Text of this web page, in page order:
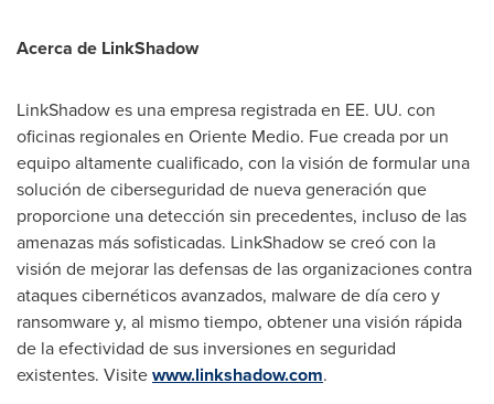
Acerca de LinkShadow
LinkShadow es una empresa registrada en EE. UU. con
oficinas regionales en Oriente Medio. Fue creada por un
equipo altamente cualificado, con la visión de formular una
solución de ciberseguridad de nueva generación que
proporcione una detección sin precedentes, incluso de las
amenazas más sofisticadas. LinkShadow se creó con la
visión de mejorar las defensas de las organizaciones contra
ataques cibernéticos avanzados, malware de día cero y
ransomware y, al mismo tiempo, obtener una visión rápida
de la efectividad de sus inversiones en seguridad
existentes. Visitewww.linkshadow.com.